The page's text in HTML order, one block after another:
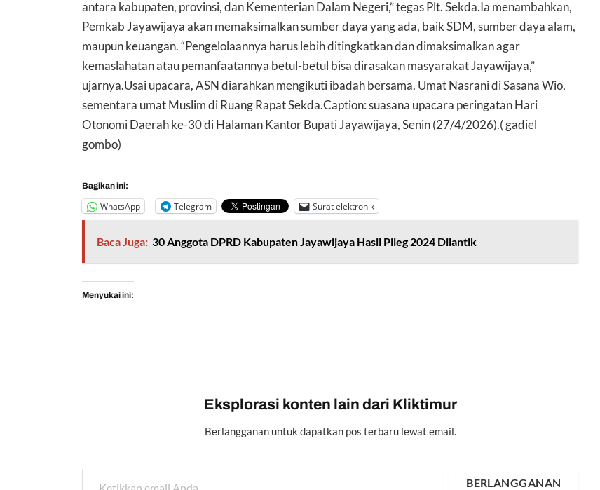
antara kabupaten, provinsi, dan Kementerian Dalam Negeri,” tegas Plt. Sekda.Ia menambahkan,
Pemkab Jayawijaya akan memaksimalkan sumber daya yang ada, baik SDM, sumber daya alam,
maupun keuangan. “Pengelolaannya harus lebih ditingkatkan dan dimaksimalkan agar
kemaslahatan atau pemanfaatannya betul-betul bisa dirasakan masyarakat Jayawijaya,”
ujarnya.Usai upacara, ASN diarahkan mengikuti ibadah bersama. Umat Nasrani di Sasana Wio,
sementara umat Muslim di Ruang Rapat Sekda.Caption: suasana upacara peringatan Hari
Otonomi Daerah ke-30 di Halaman Kantor Bupati Jayawijaya, Senin (27/4/2026).( gadiel
gombo)
Bagikan ini:
WhatsApp Telegram Surat elektronik
Baca Juga: 30 Anggota DPRD Kabupaten Jayawijaya Hasil Pileg 2024 Dilantik
Menyukai ini:
Eksplorasi konten lain dari Kliktimur
Berlangganan untuk dapatkan pos terbaru lewat email.
Ketikkan email Anda...
BERLANGGANAN